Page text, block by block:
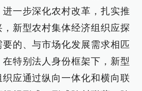
一步深化农村改革，扎实推
新型农村集体经济组织应探
的、与市场化发展需求相匹
特别法人身份框架下，新型
应通过纵向一体化和横向联